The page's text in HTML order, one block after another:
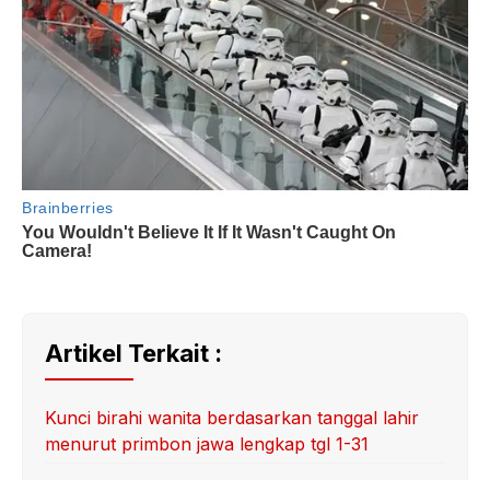
Artikel Terkait :
Kunci birahi wanita berdasarkan tanggal lahir
menurut primbon jawa lengkap tgl 1-31